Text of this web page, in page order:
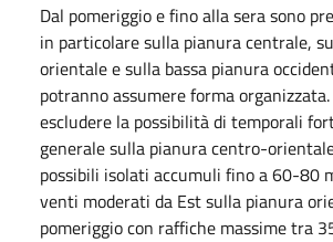
Dal pomeriggio e fino alla sera sono
in particolare sulla pianura centrale,
orientale e sulla bassa pianura
potranno assumere forma
escludere la possibilità di temporali
generale sulla pianura centro-
possibili isolati accumuli fino a 60-80
venti moderati da Est sulla pianura
pomeriggio con raffiche massime tra